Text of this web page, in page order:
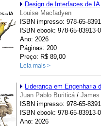
Design de Interfaces de IA
Louise Macfadyen
ISBN impresso: 978-65-
ISBN ebook: 978-65-83913-
Ano: 2026
Páginas: 200
Preço: R$ 89,00
Leia mais >
Liderança em Engenharia
Juan Pablo Buriticá/ James
ISBN impresso: 978-65-
ISBN ebook: 978-65-83913-
Ano: 2026